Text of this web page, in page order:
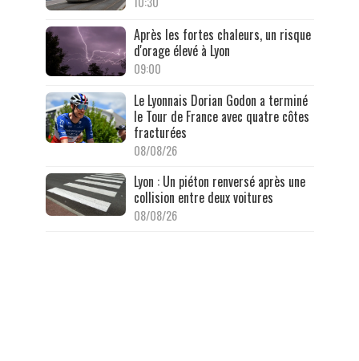
Après les fortes chaleurs, un risque
d'orage élevé à Lyon
09:00
Le Lyonnais Dorian Godon a terminé
le Tour de France avec quatre côtes
fracturées
08/08/26
Lyon : Un piéton renversé après une
collision entre deux voitures
08/08/26